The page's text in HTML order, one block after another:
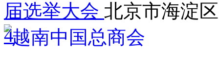
届选举大会 北京市海淀
4